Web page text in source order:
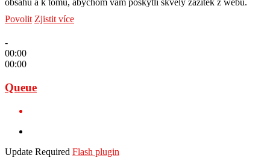
obsahu a k tomu, abychom vám poskytli skvělý zážitek z webu.
Povolit Zjistit více
-
00:00
00:00
Queue
Update Required Flash plugin